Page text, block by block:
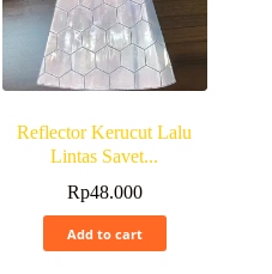
Reflector Kerucut Lalu
Lintas Savet...
Rp48.000
Add to cart